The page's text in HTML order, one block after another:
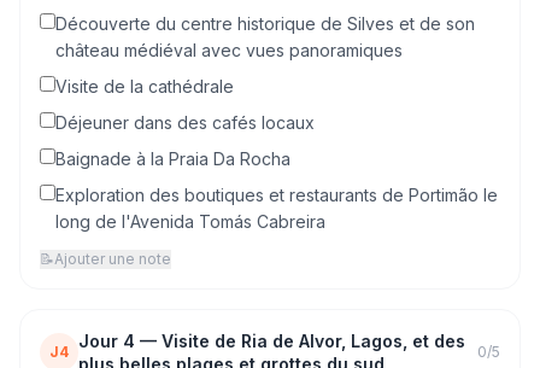
Découverte du centre historique de Silves et de son
château médiéval avec vues panoramiques
Visite de la cathédrale
Déjeuner dans des cafés locaux
Baignade à la Praia Da Rocha
Exploration des boutiques et restaurants de Portimão le
long de l'Avenida Tomás Cabreira
📝Ajouter une note
J4
Jour 4 — Visite de Ria de Alvor, Lagos, et des
plus belles plages et grottes du sud
0/5